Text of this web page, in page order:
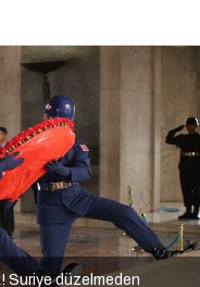
Suriye düzelmeden